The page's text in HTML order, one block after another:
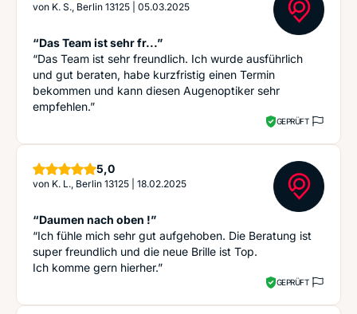
von K. S., Berlin 13125 05.03.2025
“Das Team ist sehr fr...”
“Das Team ist sehr freundlich. Ich wurde ausführlich
und gut beraten, habe kurzfristig einen Termin
bekommen und kann diesen Augenoptiker sehr
empfehlen.”
GEPRÜFT
5,0Sterne
von K. L., Berlin 13125 18.02.2025
“Daumen nach oben !”
“Ich fühle mich sehr gut aufgehoben. Die Beratung ist
super freundlich und die neue Brille ist Top.
Ich komme gern hierher.”
GEPRÜFT